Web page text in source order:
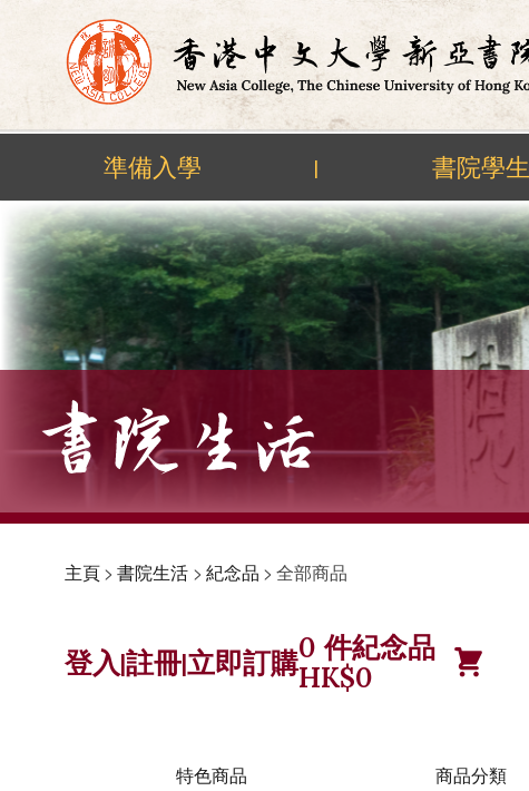
Skip
content
準備入學 | 書院學生
主頁> 書院生活 > 紀念品 > 全部商品
登入|註冊|立即訂購0 件紀念品
HK$0
特色商品 商品分類